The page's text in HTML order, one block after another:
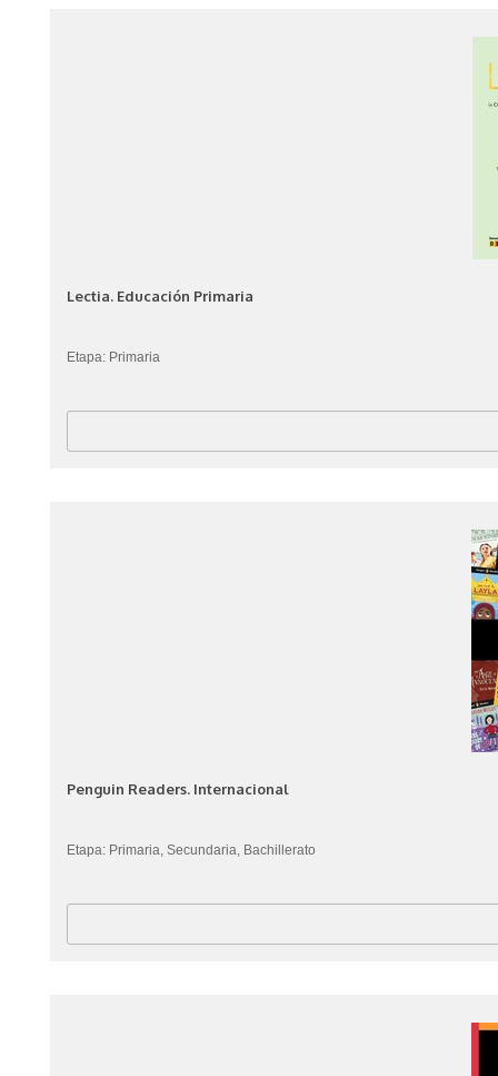
Lectia. Educación Primaria
Etapa: Primaria
Penguin Readers. Internacional
Etapa: Primaria, Secundaria, Bachillerato